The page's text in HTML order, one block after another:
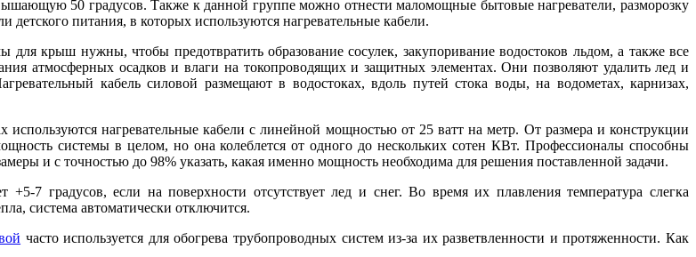
50 градусов. Также к данной группе можно отнести маломощные бытовые нагреватели, разморозку
детского питания, в которых используются нагревательные кабели.
для крыш нужны, чтобы предотвратить образование сосулек, закупоривание водостоков льдом, а также все
атмосферных осадков и влаги на токопроводящих и защитных элементах. Они позволяют удалить лед и
кабель силовой размещают в водостоках, вдоль путей стока воды, на водометах, карнизах,
используются нагревательные кабели с линейной мощностью от 25 ватт на метр. От размера и конструкции
системы в целом, но она колеблется от одного до нескольких сотен КВт. Профессионалы способны
и с точностью до 98% указать, какая именно мощность необходима для решения поставленной задачи.
+5-7 градусов, если на поверхности отсутствует лед и снег. Во время их плавления температура слегка
система автоматически отключится.
часто используется для обогрева трубопроводных систем из-за их разветвленности и протяженности. Как